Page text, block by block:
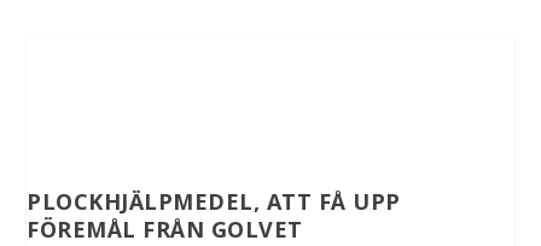
PLOCKHJÄLPMEDEL, ATT FÅ UPP
FÖREMÅL FRÅN GOLVET